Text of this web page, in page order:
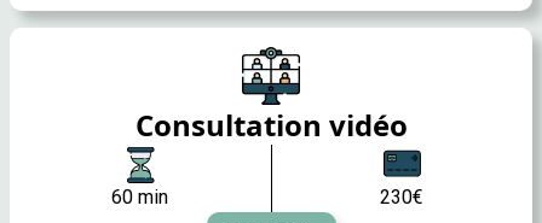
Consultation vidéo
60 min
230€